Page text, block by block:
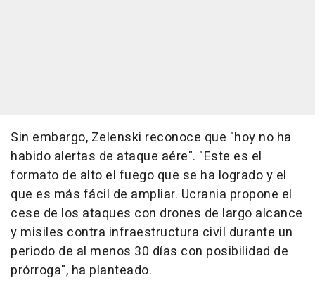
Sin embargo, Zelenski reconoce que "hoy no ha
habido alertas de ataque aére". "Este es el
formato de alto el fuego que se ha logrado y el
que es más fácil de ampliar. Ucrania propone el
cese de los ataques con drones de largo alcance
y misiles contra infraestructura civil durante un
periodo de al menos 30 días con posibilidad de
prórroga", ha planteado.